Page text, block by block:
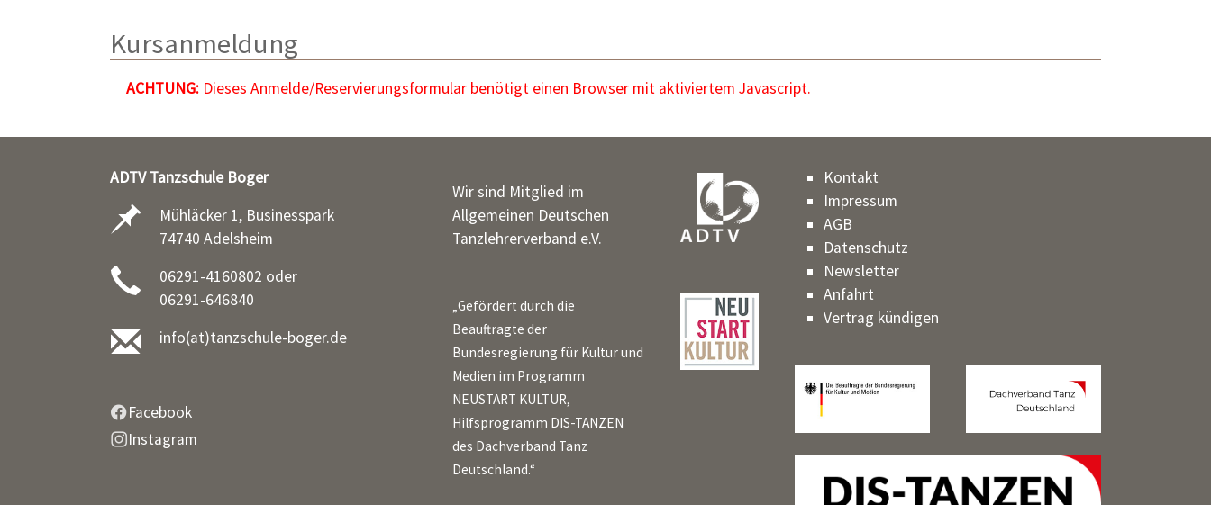
Kursanmeldung
ACHTUNG:Dieses Anmelde/Reservierungsformular benötigt einen Browser mit aktiviertem Javascript.
ADTV Tanzschule Boger
Mühläcker 1, Businesspark
74740 Adelsheim
06291-4160802 oder
06291-646840
info(at)tanzschule-boger.de
Facebook
Instagram
Wir sind Mitglied im
Allgemeinen Deutschen
Tanzlehrerverband e.V.
„Gefördert durch die
Beauftragte der
Bundesregierung für Kultur und
Medien im Programm
NEUSTART KULTUR,
Hilfsprogramm DIS-TANZEN
des Dachverband Tanz
Deutschland.“
Kontakt
Impressum
AGB
Datenschutz
Newsletter
Anfahrt
Vertrag kündigen